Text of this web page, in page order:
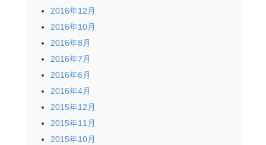
2016年12月
2016年10月
2016年8月
2016年7月
2016年6月
2016年4月
2015年12月
2015年11月
2015年10月